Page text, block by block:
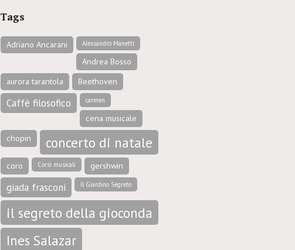
Tags
Adriano Ancarani Alessandro Manetti
Andrea Bosso
aurora tarantola
Beethoven
Caffè filosofico carmen
cena musicale
chopin
concerto di natale
coro Corsi musicali gershwin
giada frasconi Il Giardino Segreto
il segreto della gioconda
Ines Salazar